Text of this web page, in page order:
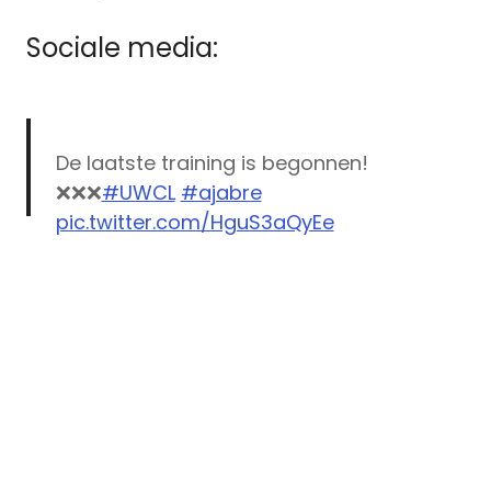
Sociale media:
De laatste training is begonnen!
❌❌❌#UWCL #ajabre
pic.twitter.com/HguS3aQyEe